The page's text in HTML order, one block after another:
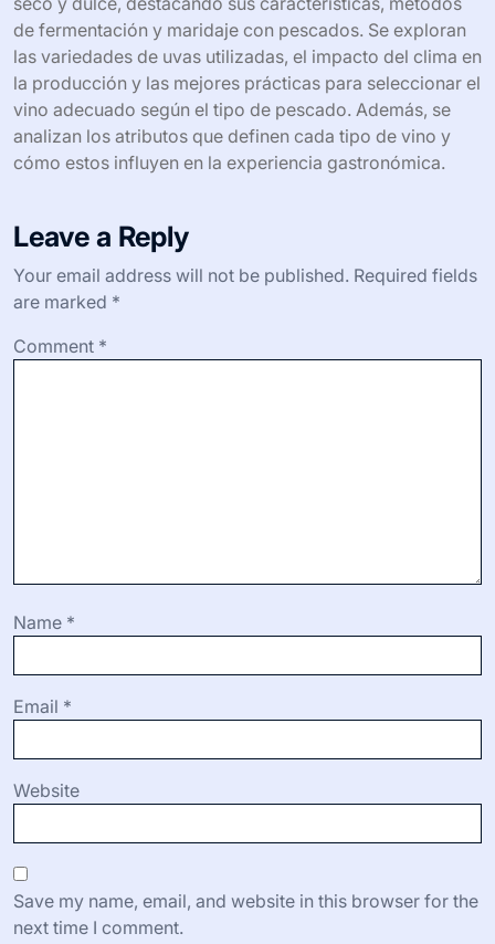
de fermentación y maridaje con pescados. Se exploran
las variedades de uvas utilizadas, el impacto del clima en
la producción y las mejores prácticas para seleccionar el
vino adecuado según el tipo de pescado. Además, se
analizan los atributos que definen cada tipo de vino y
cómo estos influyen en la experiencia gastronómica.
Leave a Reply
Your email address will not be published. Required fields
are marked *
Comment *
Name *
Email *
Website
Save my name, email, and website in this browser for the
next time I comment.